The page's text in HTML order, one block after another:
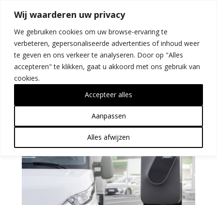
Wij waarderen uw privacy
We gebruiken cookies om uw browse-ervaring te
verbeteren, gepersonaliseerde advertenties of inhoud weer
te geven en ons verkeer te analyseren. Door op "Alles
accepteren" te klikken, gaat u akkoord met ons gebruik van
cookies.
Aanpassen
Alles afwijzen
Accepteer alles
Je elektrische voertuig kan
meer opleveren dan je
denkt
jun 22, 2026|Nieuws